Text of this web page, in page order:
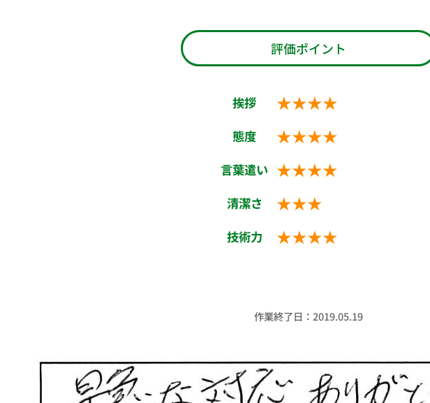
評価ポイント
挨拶 ★★★★
態度 ★★★★
言葉遣い ★★★★
清潔さ ★★★
技術力 ★★★★
作業終了日：2019.05.19